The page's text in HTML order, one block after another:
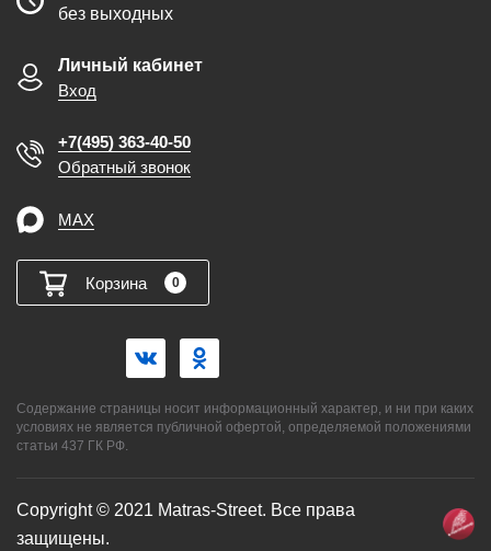
без выходных
Личный кабинет
Вход
+7(495) 363-40-50
Обратный звонок
Корзина 0
MAX
Содержание страницы носит информационный характер, и ни при каких
условиях не является публичной офертой, определяемой положениями
статьи 437 ГК РФ.
Copyright © 2021 Matras-Street. Все права
защищены.